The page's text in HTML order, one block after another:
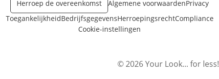
Herroep de overeenkomst Algemene voorwaardenPrivacy
ToegankelijkheidBedrijfsgegevensHerroepingsrechtCompliance
Cookie-instellingen
© 2026 Your Look... for less!